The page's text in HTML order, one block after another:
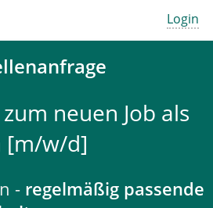
Login
neuen Job als
[m/w/d]
- regelmäßig passende